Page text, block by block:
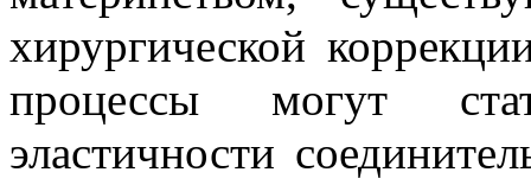
хирургической
процессы могут
эластичности